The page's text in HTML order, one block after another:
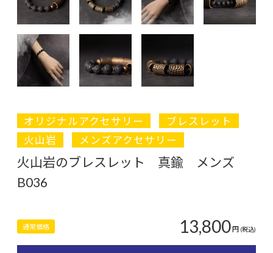
オリジナルアクセサリー
ブレスレット
火山岩
メンズアクセサリー
火山岩のブレスレット 真鍮 メンズ
B036
通常価格 13,800円 (税込)